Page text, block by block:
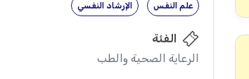
علم النفس الإرشاد النفسي
الفئة
الرعاية الصحية والطب